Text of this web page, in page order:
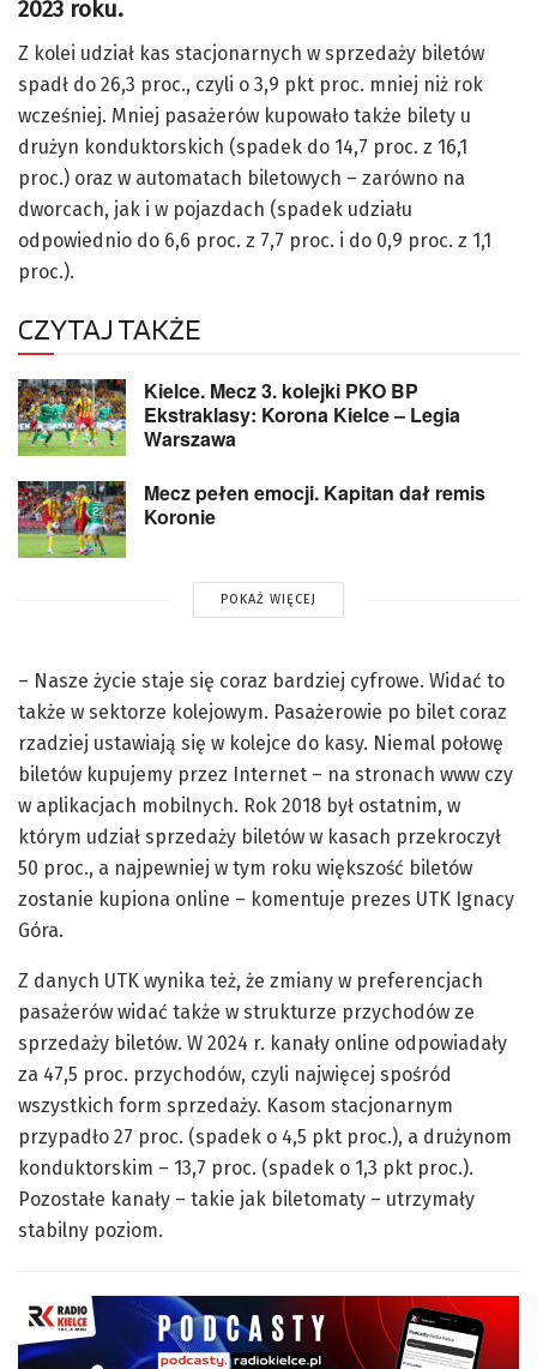
2023 roku.
Z kolei udział kas stacjonarnych w sprzedaży biletów
spadł do 26,3 proc., czyli o 3,9 pkt proc. mniej niż rok
wcześniej. Mniej pasażerów kupowało także bilety u
drużyn konduktorskich (spadek do 14,7 proc. z 16,1
proc.) oraz w automatach biletowych – zarówno na
dworcach, jak i w pojazdach (spadek udziału
odpowiednio do 6,6 proc. z 7,7 proc. i do 0,9 proc. z 1,1
proc.).
CZYTAJ TAKŻE
Kielce. Mecz 3. kolejki PKO BP
Ekstraklasy: Korona Kielce – Legia
Warszawa
Mecz pełen emocji. Kapitan dał remis
Koronie
POKAŻ WIĘCEJ
– Nasze życie staje się coraz bardziej cyfrowe. Widać to
także w sektorze kolejowym. Pasażerowie po bilet coraz
rzadziej ustawiają się w kolejce do kasy. Niemal połowę
biletów kupujemy przez Internet – na stronach www czy
w aplikacjach mobilnych. Rok 2018 był ostatnim, w
którym udział sprzedaży biletów w kasach przekroczył
50 proc., a najpewniej w tym roku większość biletów
zostanie kupiona online – komentuje prezes UTK Ignacy
Góra.
Z danych UTK wynika też, że zmiany w preferencjach
pasażerów widać także w strukturze przychodów ze
sprzedaży biletów. W 2024 r. kanały online odpowiadały
za 47,5 proc. przychodów, czyli najwięcej spośród
wszystkich form sprzedaży. Kasom stacjonarnym
przypadło 27 proc. (spadek o 4,5 pkt proc.), a drużynom
konduktorskim – 13,7 proc. (spadek o 1,3 pkt proc.).
Pozostałe kanały – takie jak biletomaty – utrzymały
stabilny poziom.